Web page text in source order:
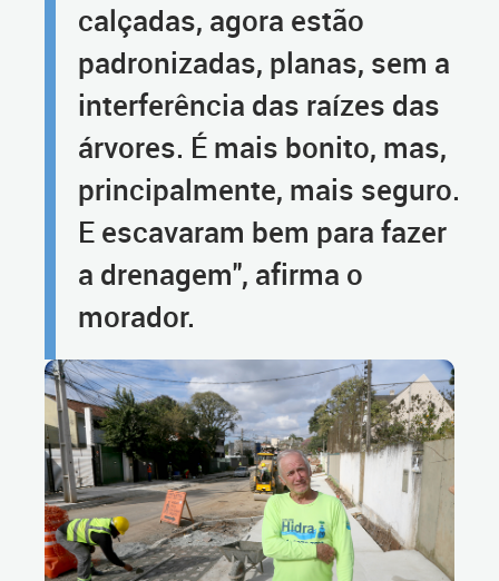
calçadas, agora estão
padronizadas, planas, sem a
interferência das raízes das
árvores. É mais bonito, mas,
principalmente, mais seguro.
E escavaram bem para fazer
a drenagem", afirma o
morador.